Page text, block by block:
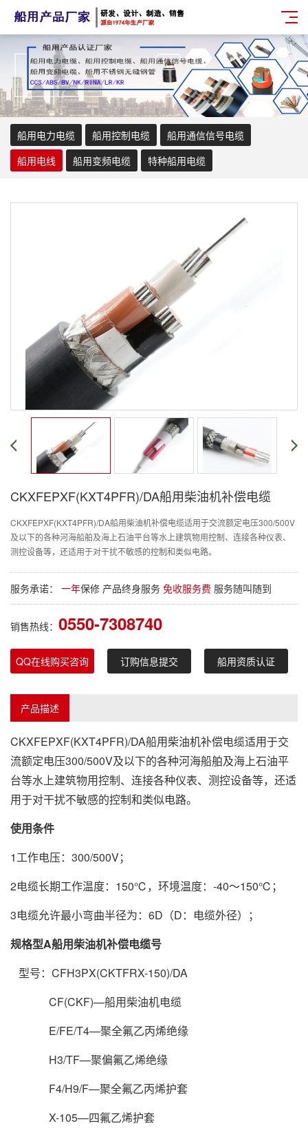
船用电力电缆 船用控制电缆
船用通信信号电缆
船用电线
船用变频电缆 特种船用电缆
CKXFEPXF(KXT4PFR)/DA船用柴油机补偿电缆
CKXFEPXF(KXT4PFR)/DA船用柴油机补偿电缆适用于交流额定电压300/500V
及以下的各种河海船舶及海上石油平台等水上建筑物用控制、连接各种仪表、
测控设备等，还适用于对干扰不敏感的控制和类似电路。
服务承诺： 一年保修 产品终身服务 免收服务费 服务随叫随到
销售热线： 0550-7308740
QQ在线购买咨询 订购信息提交 船用资质认证
产品描述
CKXFEPXF(KXT4PFR)/DA船用柴油机补偿电缆适用于交
流额定电压300/500V及以下的各种河海船舶及海上石油平
台等水上建筑物用控制、连接各种仪表、测控设备等，还适
用于对干扰不敏感的控制和类似电路。
使用条件
1工作电压：300/500V；
2电缆长期工作温度：150℃，环境温度：-40～150℃；
3电缆允许最小弯曲半径为：6D（D：电缆外径）；
规格型A船用柴油机补偿电缆号
型号：CFH3PX(CKTFRX-150)/DA
CF(CKF)—船用柴油机电缆
E/FE/T4—聚全氟乙丙烯绝缘
H3/TF—聚偏氟乙烯绝缘
F4/H9/F—聚全氟乙丙烯护套
X-105—四氟乙烯护套